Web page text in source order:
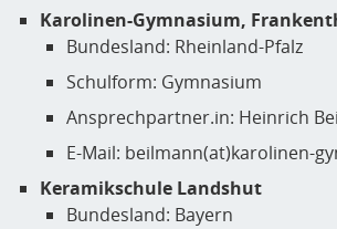
Karolinen-Gymnasium,
Bundesland: Rheinland-Pfalz
Schulform: Gymnasium
Ansprechpartner.in: Heinrich
E-Mail: beilmann(at)karolinen-
Keramikschule Landshut
Bundesland: Bayern